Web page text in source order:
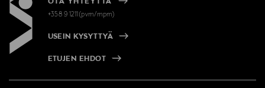
OTA YHTEYTTÄ
+358 9 1211(pvm/mpm)
USEIN KYSYTTYÄ
ETUJEN EHDOT